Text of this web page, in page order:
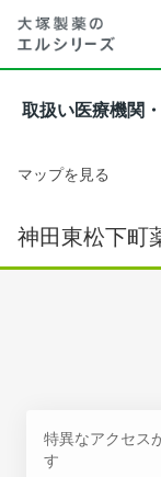
取扱い医療機関
マップを見る
神田東松下町
特異なアクセス
す